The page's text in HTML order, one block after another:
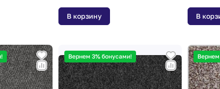
В корзину В
Вернем 3% бонусами!